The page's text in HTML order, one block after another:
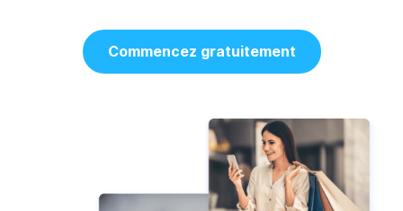
Commencez gratuitement